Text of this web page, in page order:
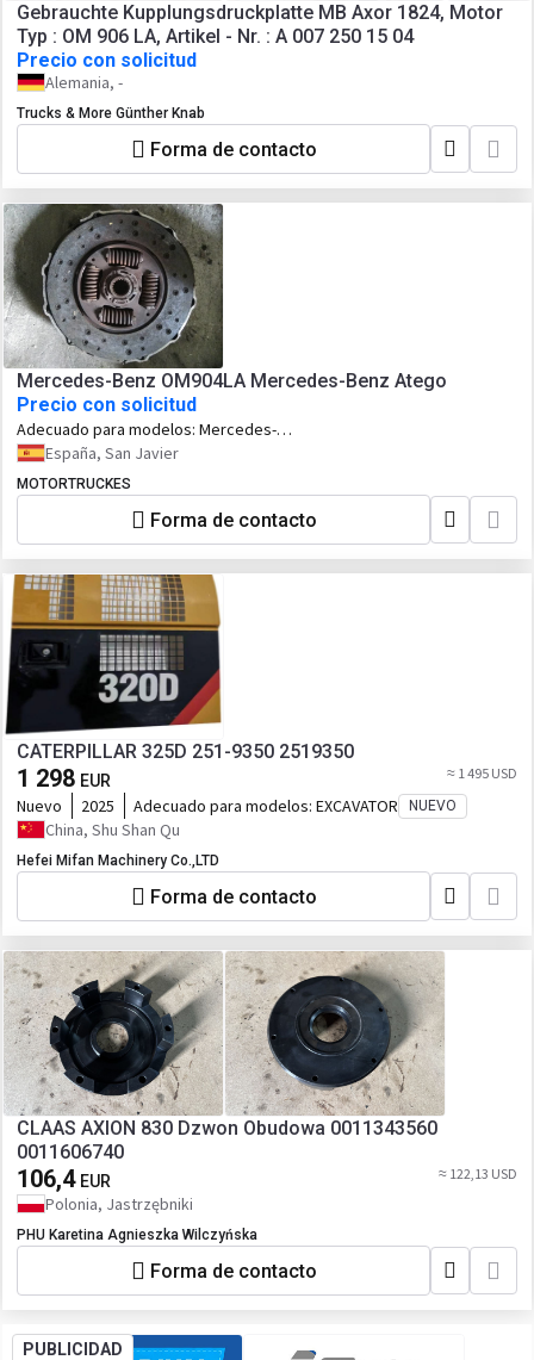
Gebrauchte Kupplungsdruckplatte MB Axor 1824, Motor
Typ : OM 906 LA, Artikel - Nr. : A 007 250 15 04
Precio con solicitud
Alemania, -
Trucks & More Günther Knab
Forma de contacto
Mercedes-Benz OM904LA Mercedes-Benz Atego
Precio con solicitud
Adecuado para modelos: Mercedes-
Benz Atego
España, San Javier
MOTORTRUCKES
Forma de contacto
CATERPILLAR 325D 251-9350 2519350
1 298 EUR ≈ 1 495 USD
Nuevo 2025 Adecuado para modelos: EXCAVATOR NUEVO
China, Shu Shan Qu
Hefei Mifan Machinery Co.,LTD
Forma de contacto
CLAAS AXION 830 Dzwon Obudowa 0011343560
0011606740
106,4 EUR ≈ 122,13 USD
Polonia, Jastrzębniki
PHU Karetina Agnieszka Wilczyńska
Forma de contacto
PUBLICIDAD